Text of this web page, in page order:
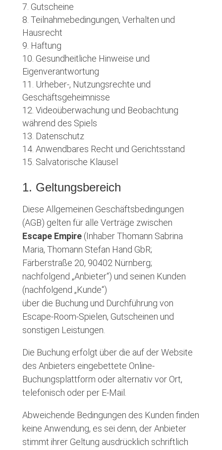
Gutscheine
Teilnahmebedingungen, Verhalten und
Hausrecht
Haftung
Gesundheitliche Hinweise und
Eigenverantwortung
Urheber-, Nutzungsrechte und
Geschäftsgeheimnisse
Videoüberwachung und Beobachtung
während des Spiels
Datenschutz
Anwendbares Recht und Gerichtsstand
Salvatorische Klausel
1. Geltungsbereich
Diese Allgemeinen Geschäftsbedingungen
(AGB) gelten für alle Verträge zwischen
Escape Empire(Inhaber Thomann Sabrina
Maria, Thomann Stefan Hand GbR;
Färberstraße 20, 90402 Nürnberg;
nachfolgend „Anbieter“) und seinen Kunden
(nachfolgend „Kunde“)
über die Buchung und Durchführung von
Escape-Room-Spielen, Gutscheinen und
sonstigen Leistungen.
Die Buchung erfolgt über die auf der Website
des Anbieters eingebettete Online-
Buchungsplattform oder alternativ vor Ort,
telefonisch oder per E-Mail.
Abweichende Bedingungen des Kunden finden
keine Anwendung, es sei denn, der Anbieter
stimmt ihrer Geltung ausdrücklich schriftlich